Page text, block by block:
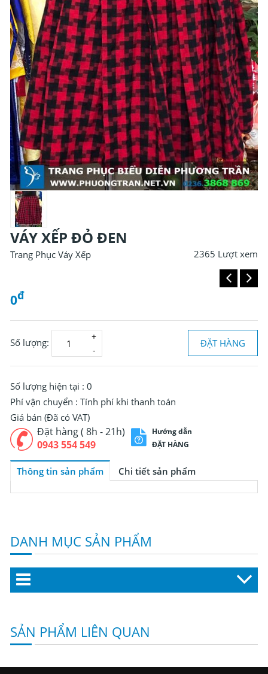
VÁY XẾP ĐỎ ĐEN
Trang Phục Váy Xếp 2365 Lượt xem
0đ
Số lượng: ĐẶT HÀNG
0Đ
Số lượng hiện tại : 0
Phí vận chuyển : Tính phí khi thanh toán
Giá bán (Đã có VAT)
Đặt hàng ( 8h - 21h)
0943 554 549
Hướng dẫn
ĐẶT HÀNG
Thông tin sản phẩm Chi tiết sản phẩm
DANH MỤC SẢN PHẨM
SẢN PHẨM LIÊN QUAN